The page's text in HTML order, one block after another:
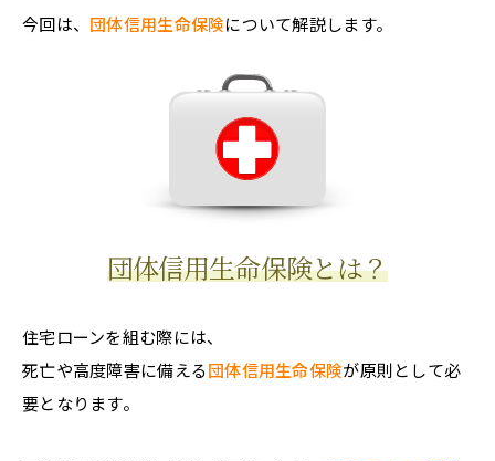
今回は、 団体信用生命保険について解説します。
団体信用生命保険とは？
住宅ローンを組む際には、
死亡や高度障害に備える団体信用生命保険が原則として必
要となります。